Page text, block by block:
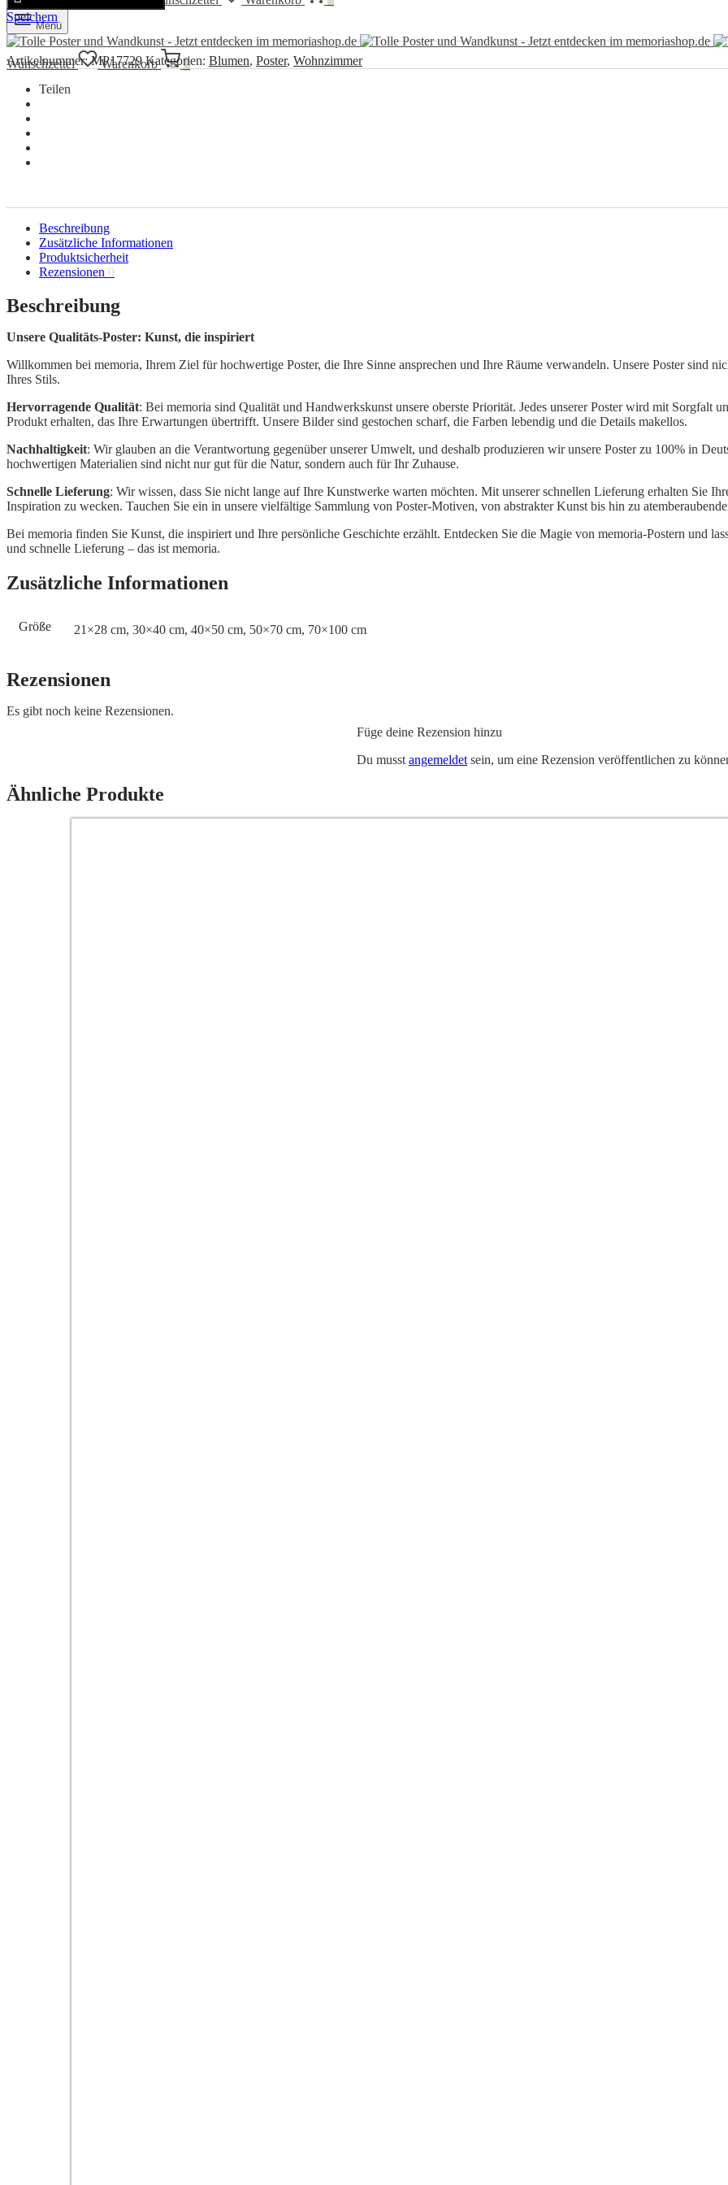
Menü
Wunschzettel Warenkorb 0
Poster
Menge
Speichern
Artikelnummer:MP17729 Kategorien: Blumen, Poster, Wohnzimmer
Teilen
Beschreibung
Zusätzliche Informationen
Produktsicherheit
Rezensionen 0
Beschreibung
Unsere Qualitäts-Poster: Kunst, die inspiriert
Willkommen bei memoria, Ihrem Ziel für hochwertige Poster, die Ihre Sinne ansprechen und Ihre Räume verwandeln. Unsere Poster sind
Ihres Stils.
Hervorragende Qualität: Bei memoria sind Qualität und Handwerkskunst unsere oberste Priorität. Jedes unserer Poster wird mit Sorgfalt
Produkt erhalten, das Ihre Erwartungen übertrifft. Unsere Bilder sind gestochen scharf, die Farben lebendig und die Details makellos.
Nachhaltigkeit: Wir glauben an die Verantwortung gegenüber unserer Umwelt, und deshalb produzieren wir unsere Poster zu 100% in
hochwertigen Materialien sind nicht nur gut für die Natur, sondern auch für Ihr Zuhause.
Schnelle Lieferung: Wir wissen, dass Sie nicht lange auf Ihre Kunstwerke warten möchten. Mit unserer schnellen Lieferung erhalten Sie
Inspiration zu wecken. Tauchen Sie ein in unsere vielfältige Sammlung von Poster-Motiven, von abstrakter Kunst bis hin zu
Bei memoria finden Sie Kunst, die inspiriert und Ihre persönliche Geschichte erzählt. Entdecken Sie die Magie von memoria-Postern und
und schnelle Lieferung – das ist memoria.
Zusätzliche Informationen
Größe 21×28 cm, 30×40 cm, 40×50 cm, 50×70 cm, 70×100 cm
Rezensionen
Es gibt noch keine Rezensionen.
Füge deine Rezension hinzu
Du musst angemeldet sein, um eine Rezension veröffentlichen zu
Ähnliche Produkte